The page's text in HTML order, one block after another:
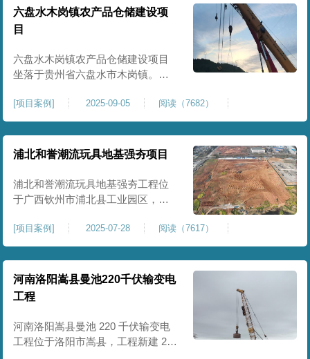
万平方米，采用强夯加固施工工
艺，通过全场地强夯提升地基承载
力、消除不均匀沉降，满足围网区
后续建（构）筑物及重型作业场地
使
六盘水木岗镇农产品仓储建设项
目
六盘水木岗镇农产品仓储建设项目
坐落于贵州省六盘水市木岗镇。场
房、分拣车间、配套附属用房等设
施。项目原始场地为新建建设用
地，土层分布不均、土体松散、天
然固结程度较低，地基整体承载力
筑需长期承受货物堆放荷载，对地
基沉降稳定性、整体密实度要求较
[项目案例] 2025-09-05 阅读（7682）
浦北和誉潮流玩具地基强夯项目
浦北和誉潮流玩具地基强夯工程位
于广西钦州市浦北县工业园区，场
公及生活附属设施。原始场地为新
建园区待开发地块，土体回填不
均、土质松散、固结度不足，场地
承载力与整体均匀性较差，若直接
施工易出现地基不均匀沉降、地面
开裂、墙体变形等质量问题，无法
满足工业厂房长期荷载及规范建设
标
[项目案例] 2025-07-28 阅读（7617）
河南洛阳嵩县曼池220千伏输变电
工程
河南洛阳嵩县曼池 220 千伏输变电
工程位于洛阳市嵩县，工程新建 220